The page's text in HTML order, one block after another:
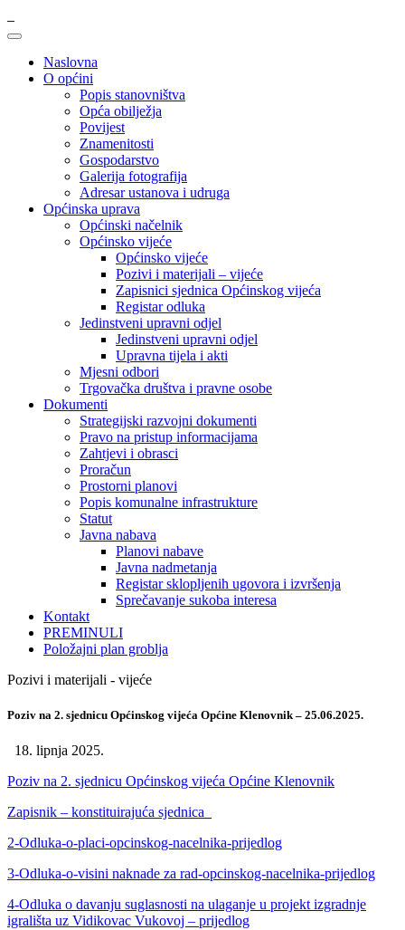
Naslovna
O općini
Popis stanovništva
Opća obilježja
Povijest
Znamenitosti
Gospodarstvo
Galerija fotografija
Adresar ustanova i udruga
Općinska uprava
Općinski načelnik
Općinsko vijeće
Općinsko vijeće
Pozivi i materijali – vijeće
Zapisnici sjednica Općinskog vijeća
Registar odluka
Jedinstveni upravni odjel
Jedinstveni upravni odjel
Upravna tijela i akti
Mjesni odbori
Trgovačka društva i pravne osobe
Dokumenti
Strategijski razvojni dokumenti
Pravo na pristup informacijama
Zahtjevi i obrasci
Proračun
Prostorni planovi
Popis komunalne infrastrukture
Statut
Javna nabava
Planovi nabave
Javna nadmetanja
Registar sklopljenih ugovora i izvršenja
Sprečavanje sukoba interesa
Kontakt
PREMINULI
Položajni plan groblja
Pozivi i materijali - vijeće
Poziv na 2. sjednicu Općinskog vijeća Općine Klenovnik – 25.06.2025.
18. lipnja 2025.
Poziv na 2. sjednicu Općinskog vijeća Općine Klenovnik
Zapisnik – konstituirajuća sjednica_
2-Odluka-o-placi-opcinskog-nacelnika-prijedlog
3-Odluka-o-visini naknade za rad-opcinskog-nacelnika-prijedlog
4-Odluka o davanju suglasnosti na ulaganje u projekt izgradnje
igrališta uz Vidikovac Vukovoj – prijedlog